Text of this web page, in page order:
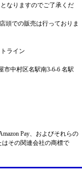
なりますのでご了承くだ
頭での販売は行っておりま
ライン
市中村区名駅南3-6-6 名駅
Pay、およびそれらの
はその関連会社の商標で